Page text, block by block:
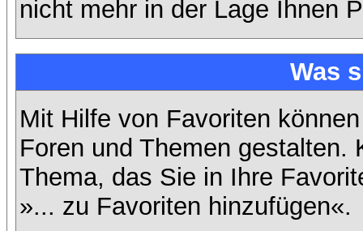
nicht mehr in der Lage Ihnen
Was
Mit Hilfe von Favoriten
Foren und Themen gestalten.
Thema, das Sie in Ihre
»... zu Favoriten hinzufügen«.